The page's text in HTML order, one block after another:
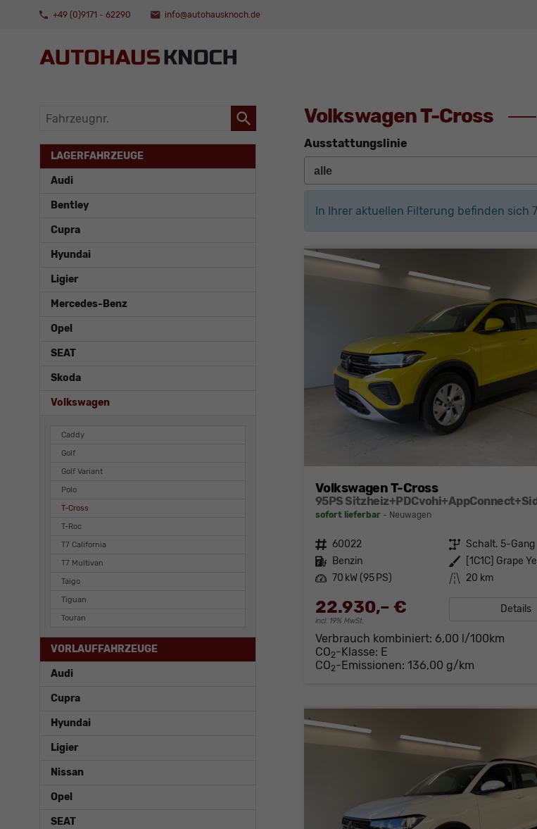
+49 (0)9171 - 62290 info@autohausknoch.de
Volkswagen T-Cross
Ausstattungslinie
In Ihrer aktuellen Filterung befinden sich
Volkswagen T-Cross
sofort lieferbar Neuwagen
Fahrzeugnr. 60022 Getriebe Schalt. 5-Gang
Kraftstoff Benzin Außenfarbe
[1C1C] Grape
Leistung 70 kW (95 PS) Kilometerstand 20 km
22.930,– €
incl. 19% MwSt.
Details
Verbrauch kombiniert: 6,00 l/100km
CO2-Klasse: E
CO2-Emissionen: 136,00 g/km
Fahrzeugnr.
LAGERFAHRZEUGE
Audi
Bentley
Cupra
Hyundai
Ligier
Mercedes-Benz
Opel
SEAT
Skoda
Volkswagen
Caddy
Golf
Golf Variant
Polo
T-Cross
T-Roc
T7 California
T7 Multivan
Taigo
Tiguan
Touran
VORLAUFFAHRZEUGE
Audi
Cupra
Hyundai
Ligier
Nissan
Opel
SEAT